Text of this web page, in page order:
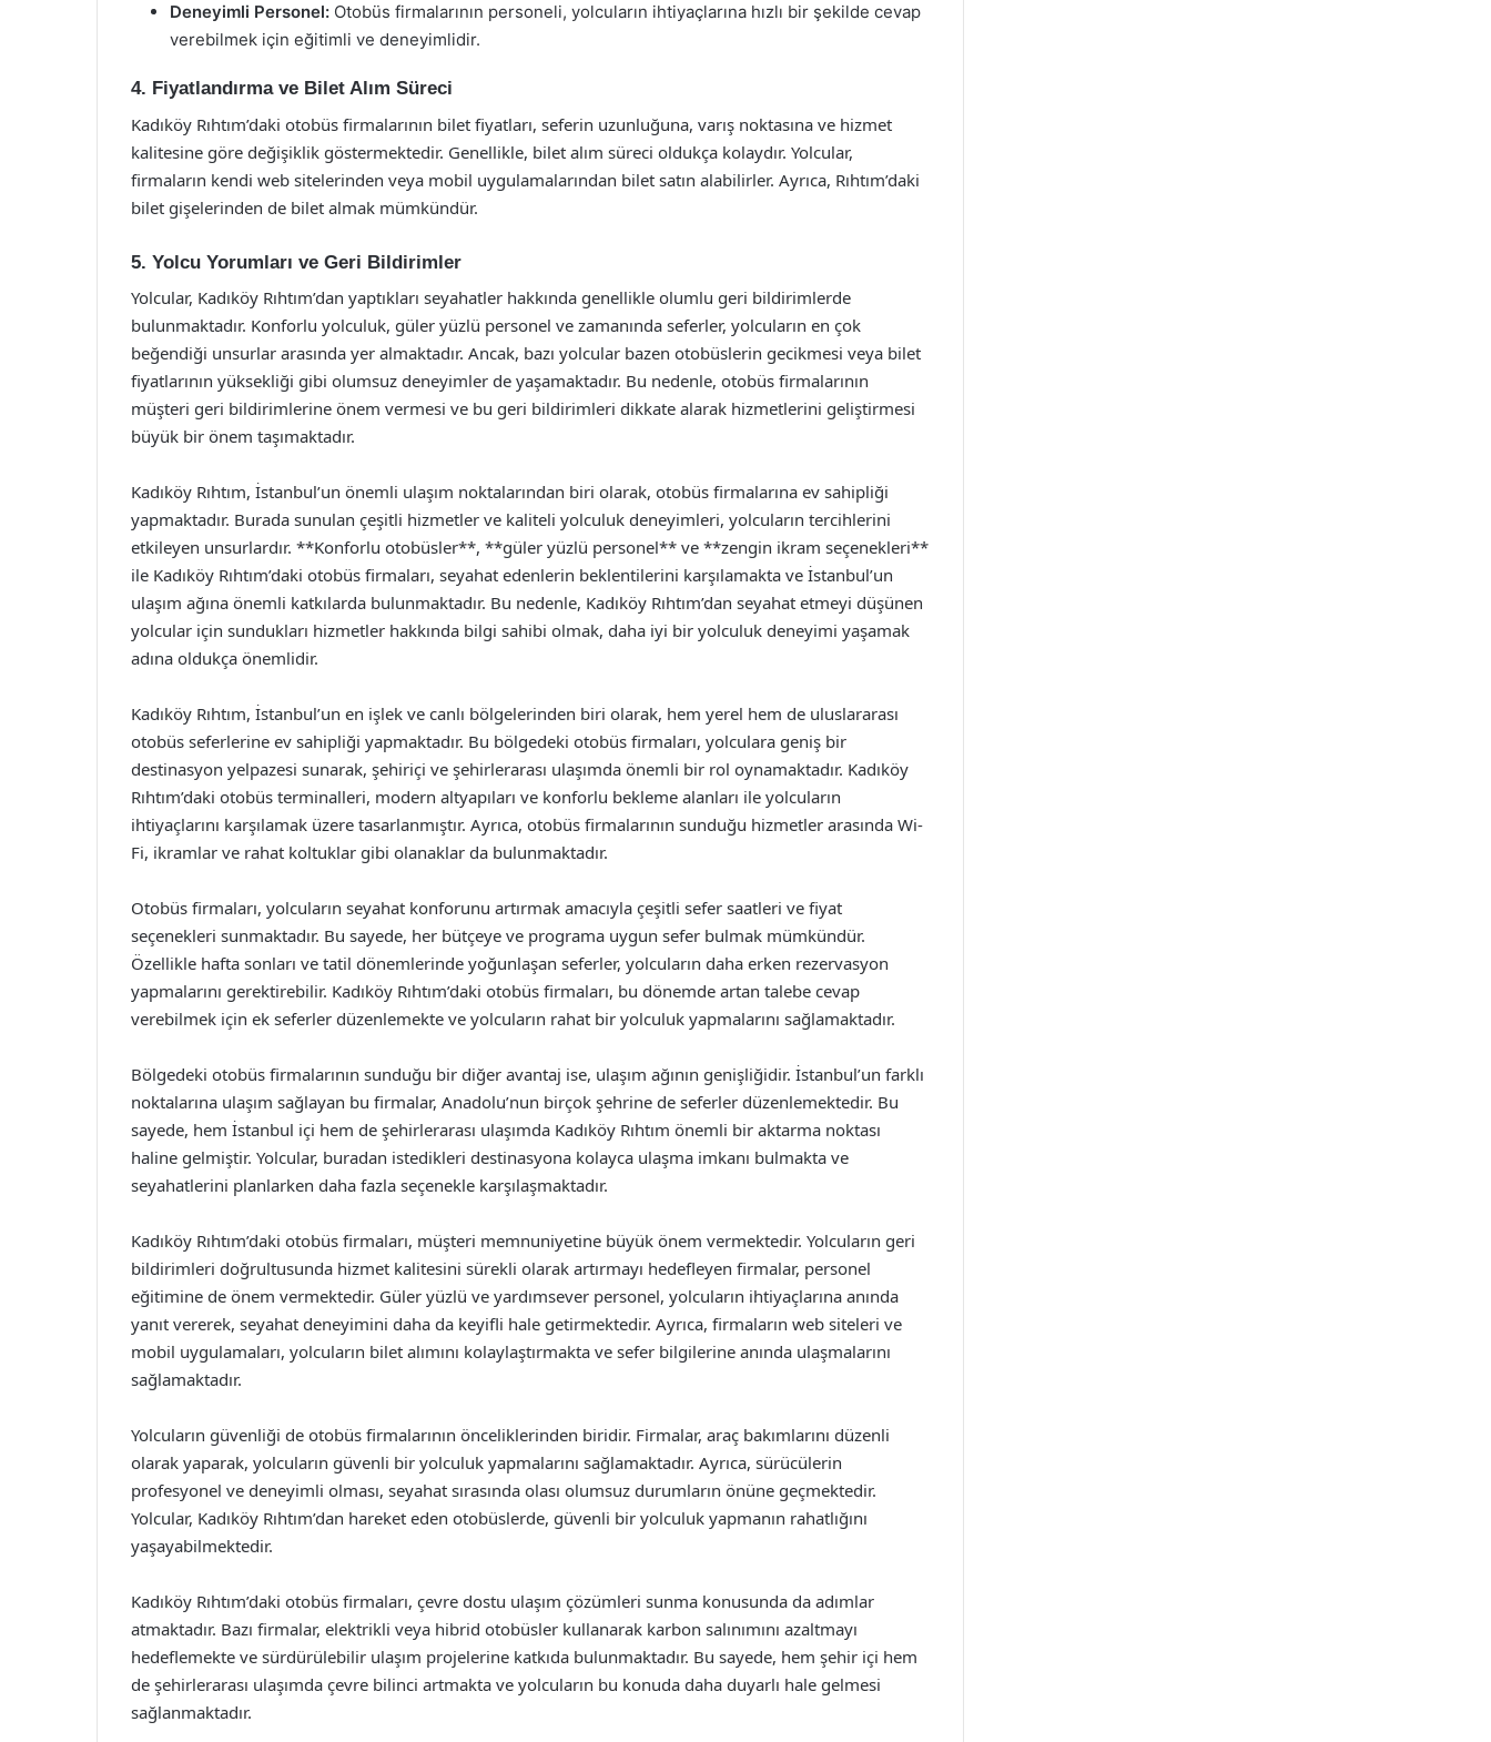
Deneyimli Personel: Otobüs firmalarının personeli, yolcuların ihtiyaçlarına hızlı bir şekilde cevap
verebilmek için eğitimli ve deneyimlidir.
4. Fiyatlandırma ve Bilet Alım Süreci
Kadıköy Rıhtım’daki otobüs firmalarının bilet fiyatları, seferin uzunluğuna, varış noktasına ve hizmet
kalitesine göre değişiklik göstermektedir. Genellikle, bilet alım süreci oldukça kolaydır. Yolcular,
firmaların kendi web sitelerinden veya mobil uygulamalarından bilet satın alabilirler. Ayrıca, Rıhtım’daki
bilet gişelerinden de bilet almak mümkündür.
5. Yolcu Yorumları ve Geri Bildirimler
Yolcular, Kadıköy Rıhtım’dan yaptıkları seyahatler hakkında genellikle olumlu geri bildirimlerde
bulunmaktadır. Konforlu yolculuk, güler yüzlü personel ve zamanında seferler, yolcuların en çok
beğendiği unsurlar arasında yer almaktadır. Ancak, bazı yolcular bazen otobüslerin gecikmesi veya bilet
fiyatlarının yüksekliği gibi olumsuz deneyimler de yaşamaktadır. Bu nedenle, otobüs firmalarının
müşteri geri bildirimlerine önem vermesi ve bu geri bildirimleri dikkate alarak hizmetlerini geliştirmesi
büyük bir önem taşımaktadır.
Kadıköy Rıhtım, İstanbul’un önemli ulaşım noktalarından biri olarak, otobüs firmalarına ev sahipliği
yapmaktadır. Burada sunulan çeşitli hizmetler ve kaliteli yolculuk deneyimleri, yolcuların tercihlerini
etkileyen unsurlardır. **Konforlu otobüsler**, **güler yüzlü personel** ve **zengin ikram seçenekleri**
ile Kadıköy Rıhtım’daki otobüs firmaları, seyahat edenlerin beklentilerini karşılamakta ve İstanbul’un
ulaşım ağına önemli katkılarda bulunmaktadır. Bu nedenle, Kadıköy Rıhtım’dan seyahat etmeyi düşünen
yolcular için sundukları hizmetler hakkında bilgi sahibi olmak, daha iyi bir yolculuk deneyimi yaşamak
adına oldukça önemlidir.
Kadıköy Rıhtım, İstanbul’un en işlek ve canlı bölgelerinden biri olarak, hem yerel hem de uluslararası
otobüs seferlerine ev sahipliği yapmaktadır. Bu bölgedeki otobüs firmaları, yolculara geniş bir
destinasyon yelpazesi sunarak, şehiriçi ve şehirlerarası ulaşımda önemli bir rol oynamaktadır. Kadıköy
Rıhtım’daki otobüs terminalleri, modern altyapıları ve konforlu bekleme alanları ile yolcuların
ihtiyaçlarını karşılamak üzere tasarlanmıştır. Ayrıca, otobüs firmalarının sunduğu hizmetler arasında Wi-
Fi, ikramlar ve rahat koltuklar gibi olanaklar da bulunmaktadır.
Otobüs firmaları, yolcuların seyahat konforunu artırmak amacıyla çeşitli sefer saatleri ve fiyat
seçenekleri sunmaktadır. Bu sayede, her bütçeye ve programa uygun sefer bulmak mümkündür.
Özellikle hafta sonları ve tatil dönemlerinde yoğunlaşan seferler, yolcuların daha erken rezervasyon
yapmalarını gerektirebilir. Kadıköy Rıhtım’daki otobüs firmaları, bu dönemde artan talebe cevap
verebilmek için ek seferler düzenlemekte ve yolcuların rahat bir yolculuk yapmalarını sağlamaktadır.
Bölgedeki otobüs firmalarının sunduğu bir diğer avantaj ise, ulaşım ağının genişliğidir. İstanbul’un farklı
noktalarına ulaşım sağlayan bu firmalar, Anadolu’nun birçok şehrine de seferler düzenlemektedir. Bu
sayede, hem İstanbul içi hem de şehirlerarası ulaşımda Kadıköy Rıhtım önemli bir aktarma noktası
haline gelmiştir. Yolcular, buradan istedikleri destinasyona kolayca ulaşma imkanı bulmakta ve
seyahatlerini planlarken daha fazla seçenekle karşılaşmaktadır.
Kadıköy Rıhtım’daki otobüs firmaları, müşteri memnuniyetine büyük önem vermektedir. Yolcuların geri
bildirimleri doğrultusunda hizmet kalitesini sürekli olarak artırmayı hedefleyen firmalar, personel
eğitimine de önem vermektedir. Güler yüzlü ve yardımsever personel, yolcuların ihtiyaçlarına anında
yanıt vererek, seyahat deneyimini daha da keyifli hale getirmektedir. Ayrıca, firmaların web siteleri ve
mobil uygulamaları, yolcuların bilet alımını kolaylaştırmakta ve sefer bilgilerine anında ulaşmalarını
sağlamaktadır.
Yolcuların güvenliği de otobüs firmalarının önceliklerinden biridir. Firmalar, araç bakımlarını düzenli
olarak yaparak, yolcuların güvenli bir yolculuk yapmalarını sağlamaktadır. Ayrıca, sürücülerin
profesyonel ve deneyimli olması, seyahat sırasında olası olumsuz durumların önüne geçmektedir.
Yolcular, Kadıköy Rıhtım’dan hareket eden otobüslerde, güvenli bir yolculuk yapmanın rahatlığını
yaşayabilmektedir.
Kadıköy Rıhtım’daki otobüs firmaları, çevre dostu ulaşım çözümleri sunma konusunda da adımlar
atmaktadır. Bazı firmalar, elektrikli veya hibrid otobüsler kullanarak karbon salınımını azaltmayı
hedeflemekte ve sürdürülebilir ulaşım projelerine katkıda bulunmaktadır. Bu sayede, hem şehir içi hem
de şehirlerarası ulaşımda çevre bilinci artmakta ve yolcuların bu konuda daha duyarlı hale gelmesi
sağlanmaktadır.